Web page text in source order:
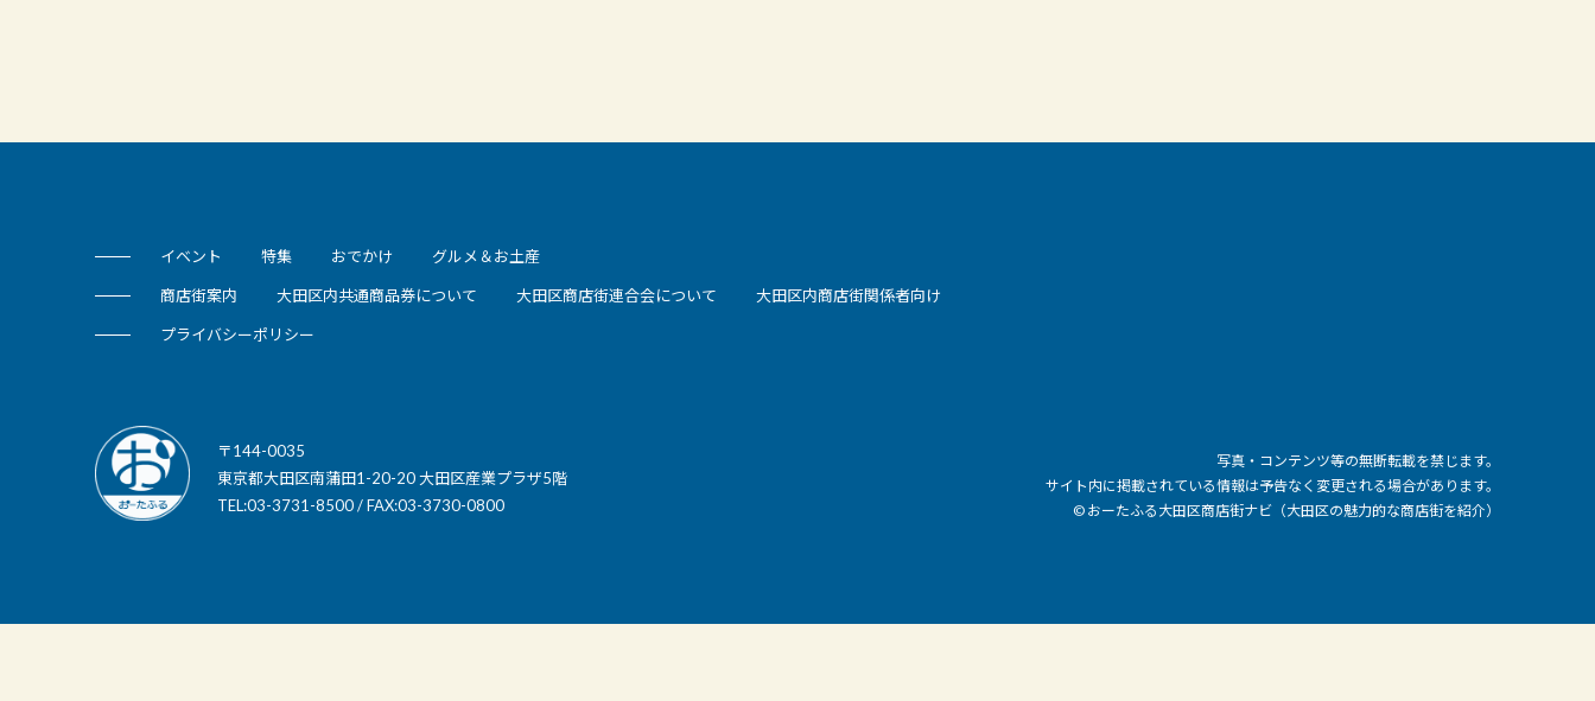
イベント 特集 おでかけ グルメ＆お土産
商店街案内 大田区内共通商品券について 大田区商店街連合会について 大田区内商店街関係者向け
プライバシーポリシー
〒144-0035
東京都大田区南蒲田1-20-20 大田区産業プラザ5階
TEL:03-3731-8500 / FAX:03-3730-0800
写真・コンテンツ等の無断転載を禁じます。
サイト内に掲載されている情報は予告なく変更される場合があります。
© おーたふる大田区商店街ナビ（大田区の魅力的な商店街を紹介）